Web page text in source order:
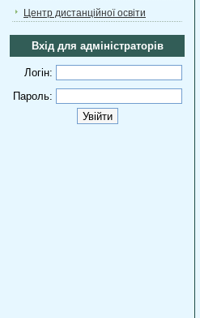
Центр дистанційної освіти
Вхід для адміністраторів
Логін:
Пароль: